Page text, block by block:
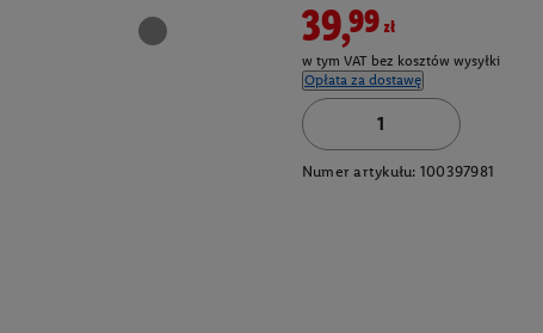
39,99zł
w tym VAT bez kosztów wysyłki
Opłata za dostawę
Numer artykułu: 100397981